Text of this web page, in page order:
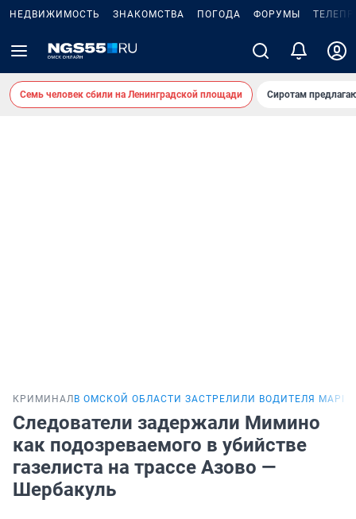
НЕДВИЖИМОСТЬ ЗНАКОМСТВА ПОГОДА ФОРУМЫ
Семь человек сбили на Ленинградской площади Сиротам
КРИМИНАЛ В ОМСКОЙ ОБЛАСТИ ЗАСТРЕЛИЛИ ВОДИТЕЛЯ
Следователи задержали Мимино
как подозреваемого в убийстве
газелиста на трассе Азово —
Шербакуль